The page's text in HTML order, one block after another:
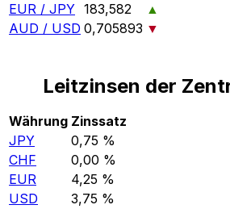
EUR / JPY 183,582
▲
AUD / USD 0,705893 ▼
Leitzinsen der
Währung Zinssatz
JPY
0,75 %
CHF
0,00 %
EUR
4,25 %
USD
3,75 %